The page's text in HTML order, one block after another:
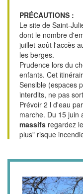
PRÉCAUTIONS :
Le site de Saint-
dont le nombre
juillet-août l'accès
les berges.
Prudence lors du
enfants. Cet
Sensible (espaces
interdits, ne pas
Prévoir 2 l d'eau
marche. Du 15 juin
massifs regardez
plus" risque